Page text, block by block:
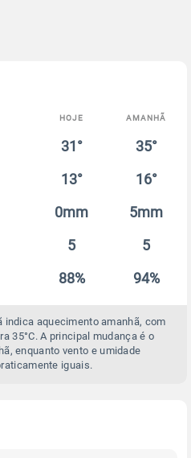
HOJE AMANHÃ
31° 35°
13° 16°
0mm 5mm
5 5
88% 94%
indica aquecimento amanhã, com
35°C. A principal mudança é o
enquanto vento e umidade
iguais.